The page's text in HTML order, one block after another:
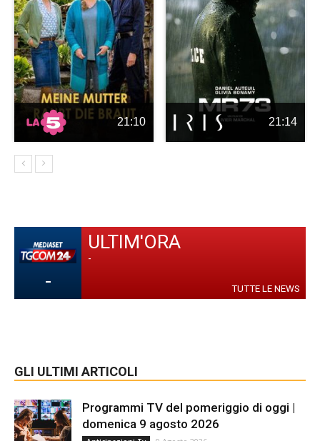
21:10 21:14
-
ULTIM'ORA
-
TUTTE LE NEWS
GLI ULTIMI ARTICOLI
Programmi TV del pomeriggio di oggi |
domenica 9 agosto 2026